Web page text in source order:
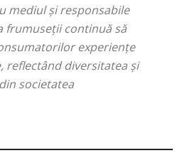
mediul și responsabile
frumuseții continuă să
experiențe
reflectând diversitatea și
societatea